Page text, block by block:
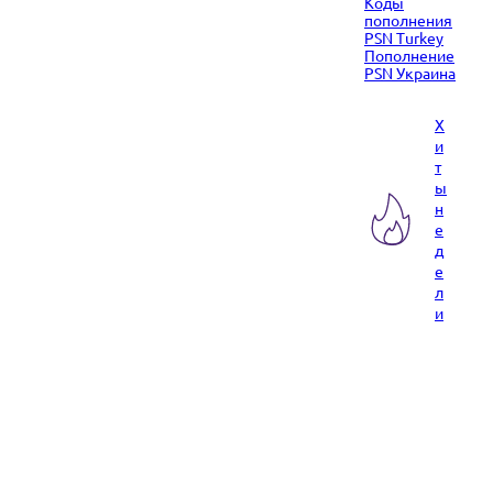
пополнения
PSN Turkey
Пополнение
PSN Украина
Х
и
т
ы
н
е
д
е
л
и